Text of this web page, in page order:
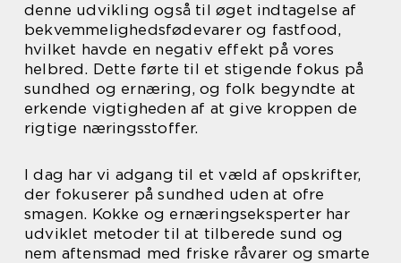
denne udvikling også til øget indtagelse af
bekvemmelighedsfødevarer og fastfood,
hvilket havde en negativ effekt på vores
helbred. Dette førte til et stigende fokus på
sundhed og ernæring, og folk begyndte at
erkende vigtigheden af at give kroppen de
rigtige næringsstoffer.
I dag har vi adgang til et væld af opskrifter,
der fokuserer på sundhed uden at ofre
smagen. Kokke og ernæringseksperter har
udviklet metoder til at tilberede sund og
nem aftensmad med friske råvarer og smarte